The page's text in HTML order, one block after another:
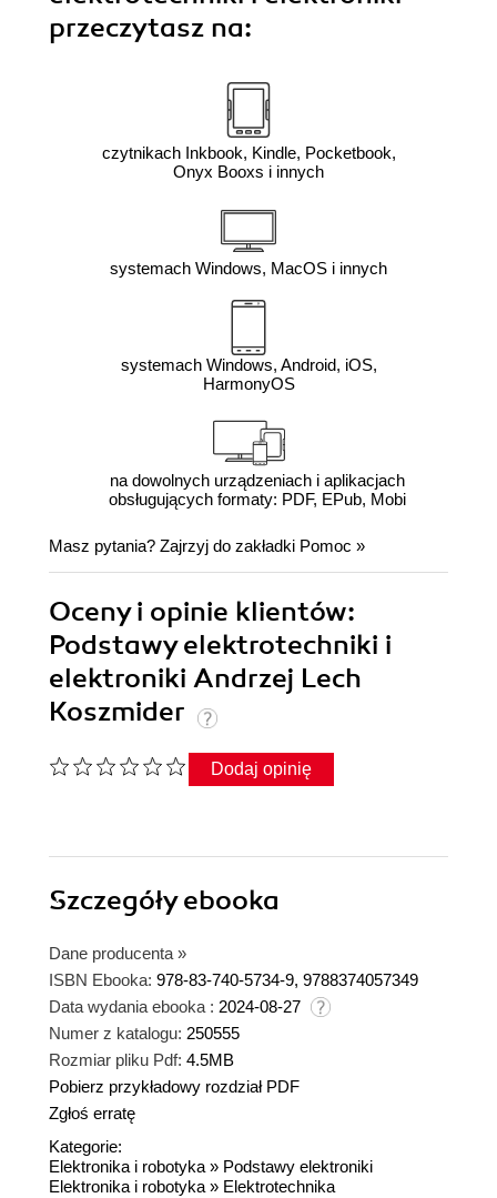
przeczytasz na:
czytnikach Inkbook, Kindle, Pocketbook,
Onyx Booxs i innych
systemach Windows, MacOS i innych
systemach Windows, Android, iOS,
HarmonyOS
na dowolnych urządzeniach i aplikacjach
obsługujących formaty: PDF, EPub, Mobi
Masz pytania? Zajrzyj do zakładki Pomoc »
Oceny i opinie klientów:
Podstawy elektrotechniki i
elektroniki Andrzej Lech
Koszmider
Dodaj opinię
Szczegółyebooka
Dane producenta »
ISBN Ebooka: 978-83-740-5734-9, 9788374057349
Data wydania ebooka : 2024-08-27
Numer z katalogu: 250555
Rozmiar pliku Pdf: 4.5MB
Pobierz przykładowy rozdział PDF
Zgłoś erratę
Kategorie:
Elektronika i robotyka » Podstawy elektroniki
Elektronika i robotyka » Elektrotechnika